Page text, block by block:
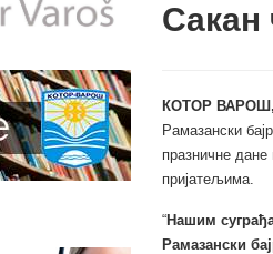
Сакан
КОТОР
Рамазански
празничне
пријатељима.
“Нашим
Рамазански